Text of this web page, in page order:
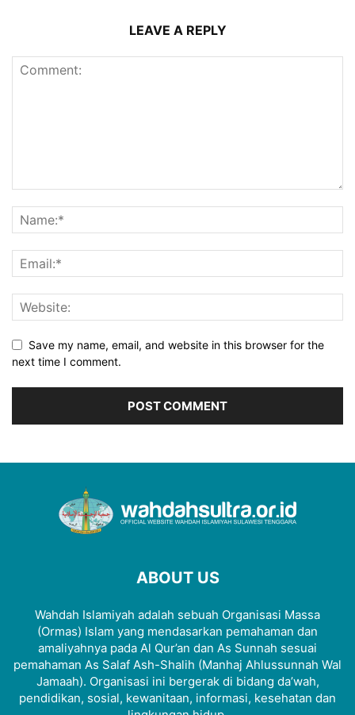
LEAVE A REPLY
Save my name, email, and website in this browser for the
next time I comment.
ABOUT US
Wahdah Islamiyah adalah sebuah Organisasi Massa
(Ormas) Islam yang mendasarkan pemahaman dan
amaliyahnya pada Al Qur’an dan As Sunnah sesuai
pemahaman As Salaf Ash-Shalih (Manhaj Ahlussunnah Wal
Jamaah). Organisasi ini bergerak di bidang da’wah,
pendidikan, sosial, kewanitaan, informasi, kesehatan dan